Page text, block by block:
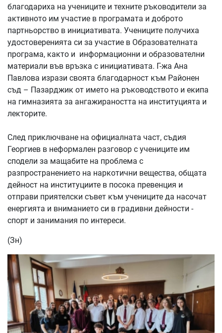
благодариха на учениците и техните ръководители за
активното им участие в програмата и доброто
партньорство в инициативата. Учениците получиха
удостоверенията си за участие в Образователната
програма, както и информационни и образователни
материали във връзка с инициативата. Г-жа Ана
Павлова изрази своята благодарност към Районен
съд – Пазарджик от името на ръководството и екипа
на гимназията за ангажираността на институцията и
лекторите.
След приключване на официалната част, съдия
Георгиев в неформален разговор с учениците им
сподели за мащабите на проблема с
разпространението на наркотични вещества, общата
дейност на институциите в посока превенция и
отправи приятелски съвет към учениците да насочат
енергията и вниманието си в градивни дейности -
спорт и занимания по интереси.
(Зн)